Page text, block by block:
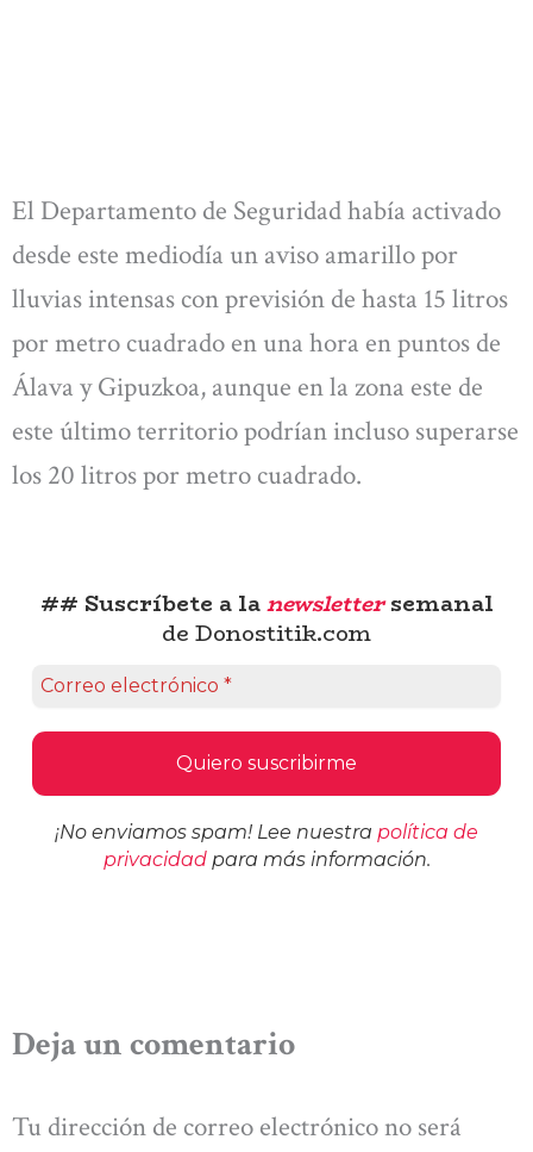
El Departamento de Seguridad había activado
desde este mediodía un aviso amarillo por
lluvias intensas con previsión de hasta 15 litros
por metro cuadrado en una hora en puntos de
Álava y Gipuzkoa, aunque en la zona este de
este último territorio podrían incluso superarse
los 20 litros por metro cuadrado.
## Suscríbete a lanewslettersemanal
de Donostitik.com
¡No enviamos spam! Lee nuestra política de
privacidadpara más información.
Deja un comentario
Tu dirección de correo electrónico no será